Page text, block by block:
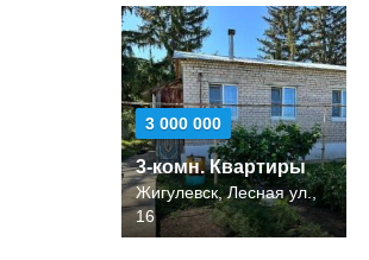
3 000 000
3-комн. Квартиры
Жигулевск, Лесная ул.,
16